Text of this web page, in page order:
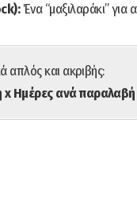
Ένα “μαξιλαράκι”
απλός και ακριβής:
Ημέρες ανά